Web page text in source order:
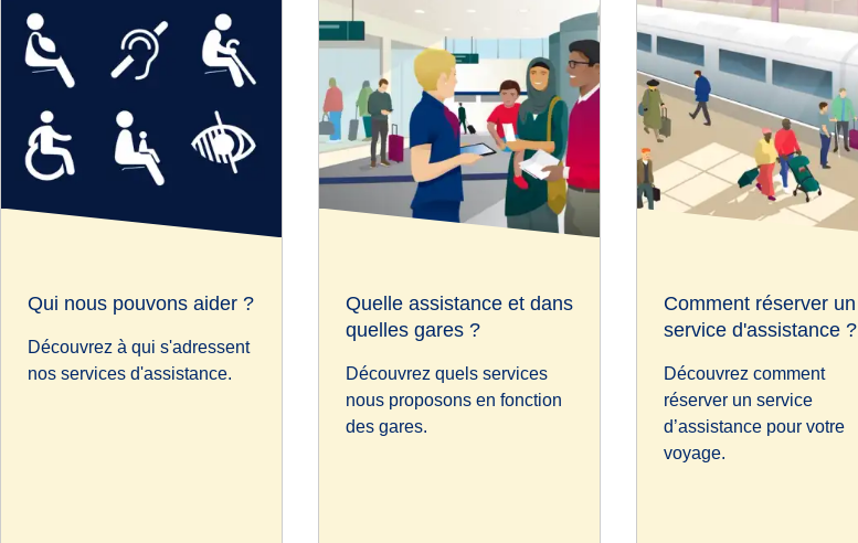
Qui nous pouvons aider ?
Découvrez à qui s'adressent
nos services d'assistance.
Quelle assistance et dans
quelles gares ?
Découvrez quels services
nous proposons en fonction
des gares.
Comment réserver un
service d'assistance ?
Découvrez comment
réserver un service
d’assistance pour votre
voyage.